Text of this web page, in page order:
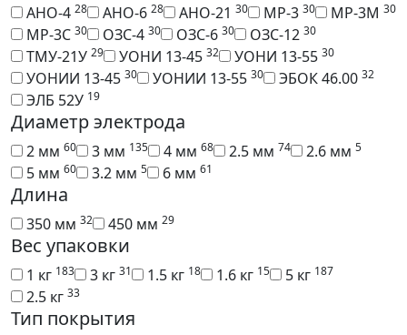
АНО-4 28 АНО-6 28 АНО-21 30 МР-3 30 МР-3М 30
МР-3С 30 ОЗС-4 30 ОЗС-6 30 ОЗС-12 30
ТМУ-21У 29 УОНИ 13-45 32 УОНИ 13-55 30
УОНИИ 13-45 30 УОНИИ 13-55 30 ЭБОК 46.00 32
ЭЛБ 52У 19
Диаметр электрода
2 мм 60 3 мм 135 4 мм 68 2.5 мм 74 2.6 мм 5
5 мм 60 3.2 мм 5 6 мм 61
Длина
350 мм 32 450 мм 29
Вес упаковки
1 кг 183 3 кг 31 1.5 кг 18 1.6 кг 15 5 кг 187
2.5 кг 33
Тип покрытия